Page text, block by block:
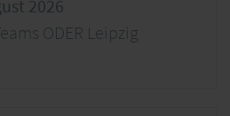
2026
ODER Leipzig